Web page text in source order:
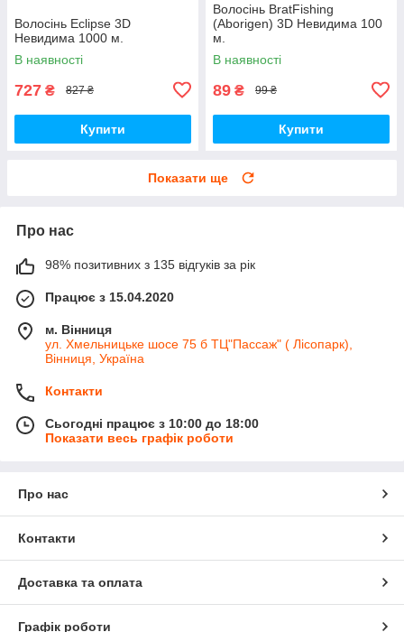
Волосінь Eclipse 3D
Невидима 1000 м.
В наявності
727 ₴ 827 ₴
Купити
Волосінь BratFishing
(Aborigen) 3D Невидима 100
м.
В наявності
89 ₴ 99 ₴
Купити
Показати ще
Про нас
98% позитивних з 135 відгуків за рік
Працює з 15.04.2020
м. Вінниця
ул. Хмельницьке шосе 75 б ТЦ"Пассаж" ( Лісопарк),
Вінниця, Україна
Контакти
Сьогодні працює з 10:00 до 18:00
Показати весь графік роботи
Про нас
Контакти
Доставка та оплата
Графік роботи